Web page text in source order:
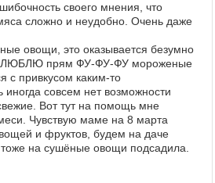
своего мнения, что
сложно и неудобно. Очень даже
овощи, это оказывается безумно
ЛЮБЛЮ прям ФУ-ФУ-ФУ мороженые
с привкусом каким-то
совсем нет возможности
Вот тут на помощь мне
Чувствую маме на 8 марта
и фруктов, будем на даче
тоже на сушёные овощи подсадила.